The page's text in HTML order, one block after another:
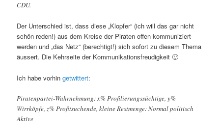
CDU.
Der Unterschied ist, dass diese „Klopfer“ (ich will das gar nicht
schön reden!) aus dem Kreise der Piraten offen kommuniziert
werden und „das Netz“ (berechtigt!) sich sofort zu diesem Thema
äussert. Die Kehrseite der Kommunikationsfreudigkeit 🙂
Ich habe vorhingetwittert:
Piratenpartei-Wahrnehmung: x% Profilierungssüchtige, y%
Wirrköpfe, z% Profitsuchende, kleine Restmenge: Normal politisch
Aktive